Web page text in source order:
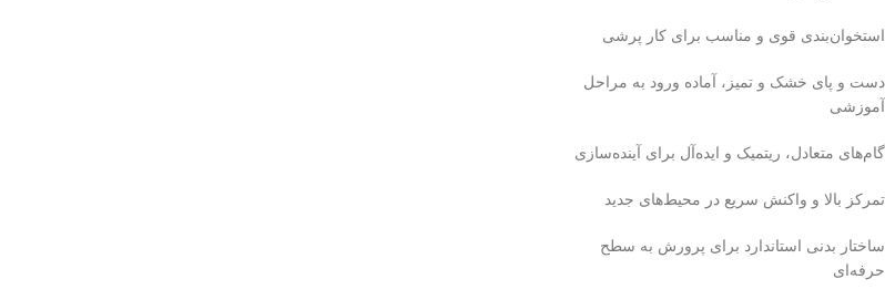
استخوان‌بندی قوی و مناسب برای کار پرشی
دست و پای خشک و تمیز، آماده ورود به مراحل
آموزشی
گام‌های متعادل، ریتمیک و ایده‌آل برای آینده‌سازی
تمرکز بالا و واکنش سریع در محیط‌های جدید
ساختار بدنی استاندارد برای پرورش به سطح
حرفه‌ای